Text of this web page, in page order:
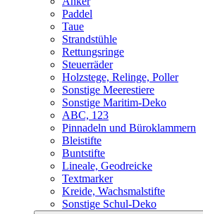
Paddel
Taue
Strandstühle
Rettungsringe
Steuerräder
Holzstege, Relinge, Poller
Sonstige Meerestiere
Sonstige Maritim-Deko
ABC, 123
Pinnadeln und Büroklammern
Bleistifte
Buntstifte
Lineale, Geodreicke
Textmarker
Kreide, Wachsmalstifte
Sonstige Schul-Deko